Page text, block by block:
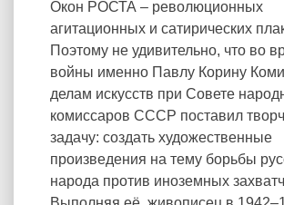
Окон РОСТА – революционных
агитационных и сатирических
Поэтому не удивительно, что во
войны именно Павлу Корину
делам искусств при Совете
комиссаров СССР поставил
задачу: создать художественные
произведения на тему борьбы
народа против иноземных